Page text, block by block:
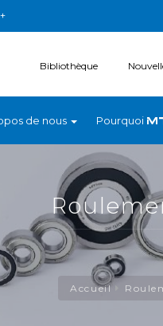
Bibliothèque
de nous Pourquoi
Accueil